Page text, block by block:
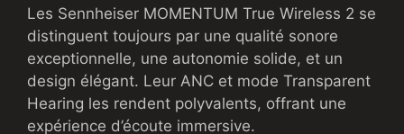
Les Sennheiser MOMENTUM True Wireless 2 se
distinguent toujours par une qualité sonore
exceptionnelle, une autonomie solide, et un
design élégant. Leur ANC et mode Transparent
Hearing les rendent polyvalents, offrant une
expérience d’écoute immersive.